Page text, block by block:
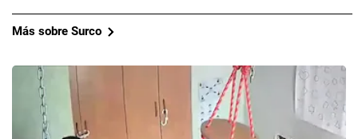
Más sobre Surco